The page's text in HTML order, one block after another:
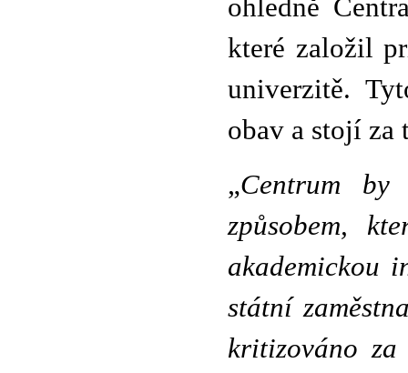
ohledně
které založil
univerzitě.
obav a stojí za
„Centrum by
způsobem,
akademickou
státní
kritizováno